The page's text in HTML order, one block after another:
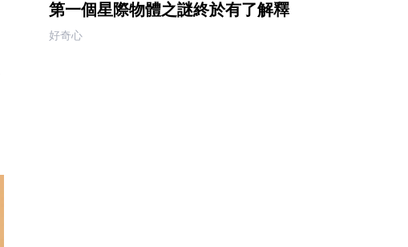
第一個星際物體之謎終於有了解釋
好奇心